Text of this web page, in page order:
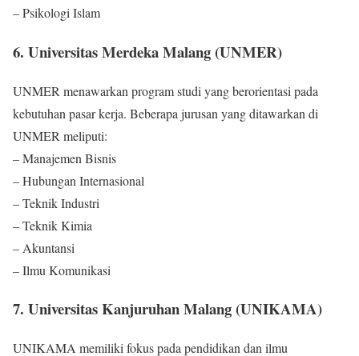
– Psikologi Islam
6. Universitas Merdeka Malang (UNMER)
UNMER menawarkan program studi yang berorientasi pada
kebutuhan pasar kerja. Beberapa jurusan yang ditawarkan di
UNMER meliputi:
– Manajemen Bisnis
– Hubungan Internasional
– Teknik Industri
– Teknik Kimia
– Akuntansi
– Ilmu Komunikasi
7. Universitas Kanjuruhan Malang (UNIKAMA)
UNIKAMA memiliki fokus pada pendidikan dan ilmu